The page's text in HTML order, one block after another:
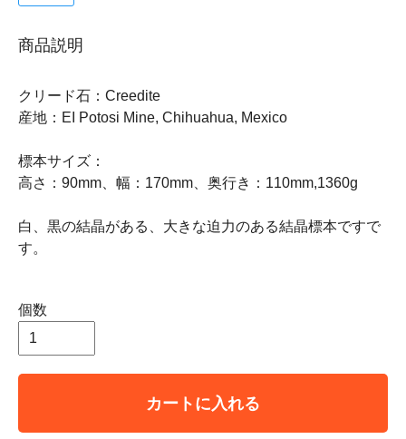
商品説明
クリード石：Creedite
産地：EI Potosi Mine, Chihuahua, Mexico
標本サイズ：
高さ：90mm、幅：170mm、奥行き：110mm,1360g
白、黒の結晶がある、大きな迫力のある結晶標本ですで
す。
個数
カートに入れる